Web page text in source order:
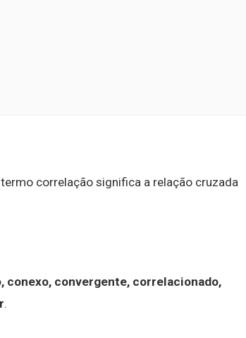
termo correlação significa a relação cruzada
conexo, convergente, correlacionado,
.